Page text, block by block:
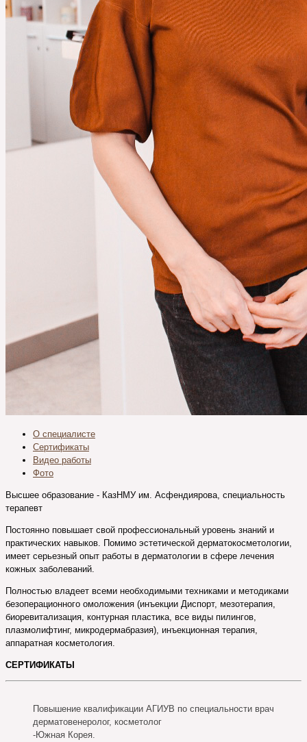
О специалисте
Сертификаты
Видео работы
Фото
Высшее образование - КазНМУ им. Асфендиярова, специальность
терапевт
Постоянно повышает свой профессиональный уровень знаний и
практических навыков. Помимо эстетической дерматокосметологии,
имеет серьезный опыт работы в дерматологии в сфере лечения
кожных заболеваний.
Полностью владеет всеми необходимыми техниками и методиками
безоперационного омоложения (инъекции Диспорт, мезотерапия,
биоревитализация, контурная пластика, все виды пилингов,
плазмолифтинг, микродермабразия), инъекционная терапия,
аппаратная косметология.
СЕРТИФИКАТЫ
Повышение квалификации АГИУВ по специальности врач
дерматовенеролог, косметолог
-Южная Корея.